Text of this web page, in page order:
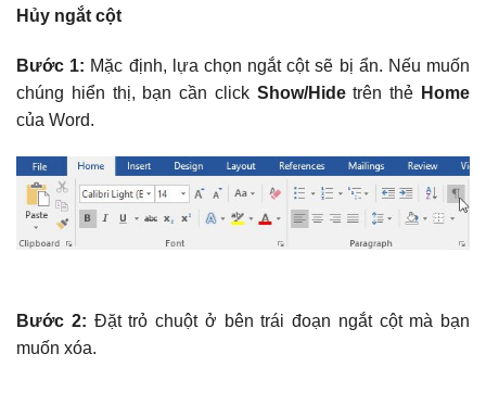
Hủy ngắt cột
Bước 1: Mặc định, lựa chọn ngắt cột sẽ bị ẩn. Nếu muốn
chúng hiển thị, bạn cần click Show/Hidetrên thẻ Home
của Word.
Bước 2: Đặt trỏ chuột ở bên trái đoạn ngắt cột mà bạn
muốn xóa.